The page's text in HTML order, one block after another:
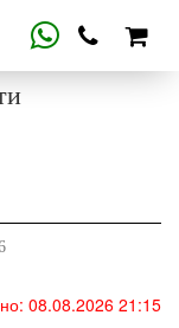
08.08.2026 21:15